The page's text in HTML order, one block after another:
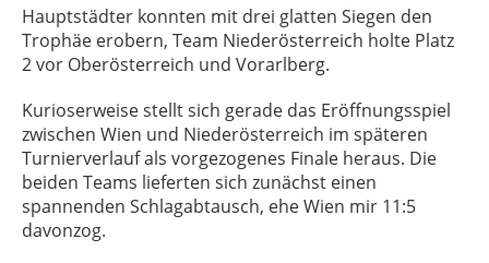
Hauptstädter konnten mit drei glatten Siegen den
Trophäe erobern, Team Niederösterreich holte Platz
2 vor Oberösterreich und Vorarlberg.
Kurioserweise stellt sich gerade das Eröffnungsspiel
zwischen Wien und Niederösterreich im späteren
Turnierverlauf als vorgezogenes Finale heraus. Die
beiden Teams lieferten sich zunächst einen
spannenden Schlagabtausch, ehe Wien mir 11:5
davonzog.